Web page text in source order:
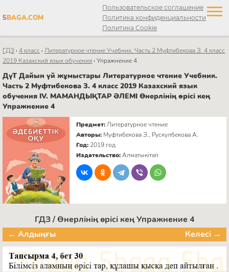
5BAGA.COM
Пользовательское соглашение
Политика конфиденциальности
Политика Cookie
ГДЗ ›4 класс ›Литературное чтение Учебник. Часть 2 Муфтибекова З. 4 класс
2019 Казахский язык обучения›Упражнение 4
ДүТ Дайын үй жұмыстары Литературное чтение Учебник.
Часть 2 Муфтибекова З. 4 класс 2019 Казахский язык
обучения IV. МАМАНДЫҚТАР ӘЛЕМІ Өнерлінің өрісі кең
Упражнение 4
Предмет:Литературное чтение
Авторы: Муфтибекова З., Рускулбекова А.
Год: 2019 год
Издательство:Алматыкітап
ГДЗ / Өнерлінің өрісі кең Упражнение 4
← Алдыңғы
Келесі →